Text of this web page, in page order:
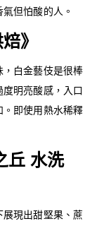
但怕酸的人。
》
白金藝伎是很棒
明亮酸感，入口
即使用熱水稀釋
丘 水洗
現出甜堅果、蔗